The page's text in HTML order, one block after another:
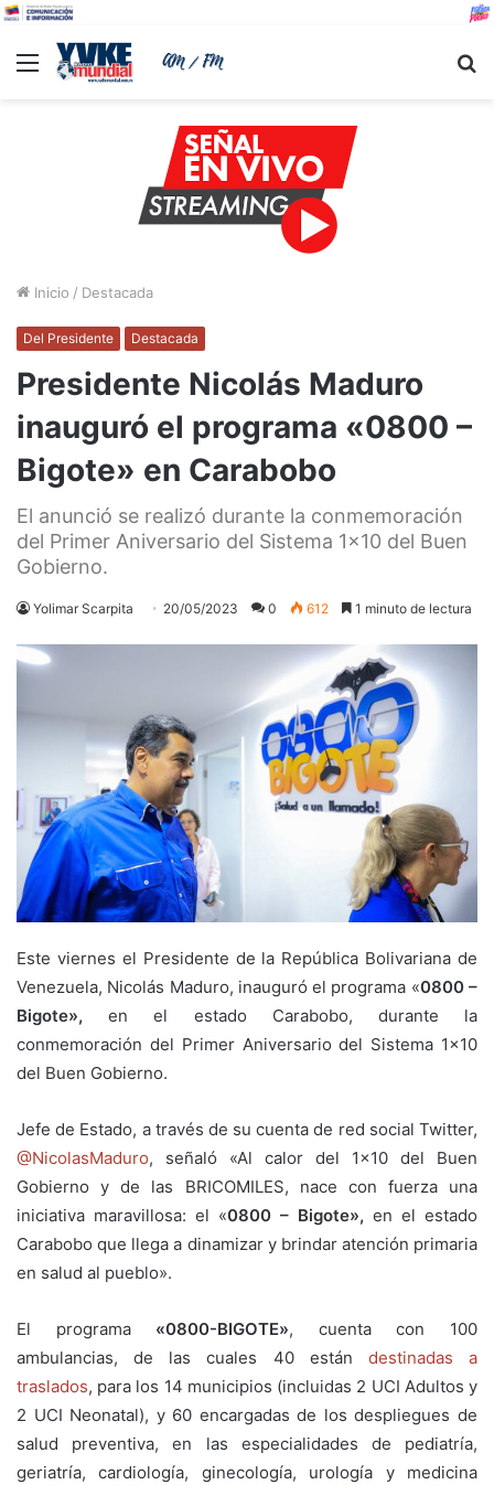
Menu
Inicio / Destacada
Del Presidente Destacada
Presidente Nicolás Maduro
inauguró el programa «0800 –
Bigote» en Carabobo
El anunció se realizó durante la conmemoración
del Primer Aniversario del Sistema 1×10 del Buen
Gobierno.
Yolimar Scarpita 20/05/2023 0 612 1 minuto de lectura
Este viernes el Presidente de la República Bolivariana de
Venezuela, Nicolás Maduro, inauguró el programa «0800 –
Bigote», en el estado Carabobo, durante la
conmemoración del Primer Aniversario del Sistema 1×10
del Buen Gobierno.
Jefe de Estado, a través de su cuenta de red social Twitter,
@NicolasMaduro, señaló «Al calor del 1×10 del Buen
Gobierno y de las BRICOMILES, nace con fuerza una
iniciativa maravillosa: el «0800 – Bigote», en el estado
Carabobo que llega a dinamizar y brindar atención primaria
en salud al pueblo».
El programa «0800-BIGOTE», cuenta con 100
ambulancias, de las cuales 40 están destinadas a
traslados, para los 14 municipios (incluidas 2 UCI Adultos y
2 UCI Neonatal), y 60 encargadas de los despliegues de
salud preventiva, en las especialidades de pediatría,
geriatría, cardiología, ginecología, urología y medicina